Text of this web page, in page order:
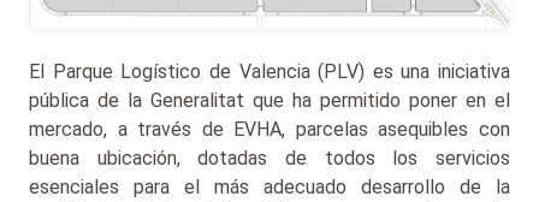
El Parque Logístico de Valencia (PLV) es una iniciativa
pública de la Generalitat que ha permitido poner en el
mercado, a través de EVHA, parcelas asequibles con
buena ubicación, dotadas de todos los servicios
esenciales para el más adecuado desarrollo de la